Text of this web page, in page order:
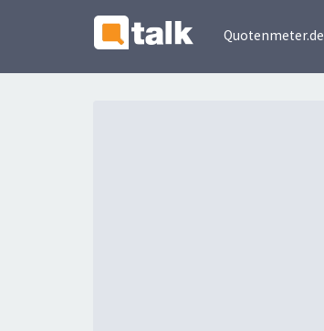
Quotenmeter.de